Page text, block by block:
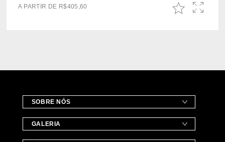
A PARTIR DE R$405,60
SOBRE NÓS
GALERIA